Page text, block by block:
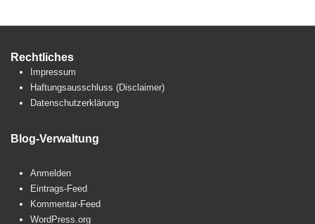
Rechtliches
Impressum
Haftungsausschluss (Disclaimer)
Datenschutzerklärung
Blog-Verwaltung
Anmelden
Eintrags-Feed
Kommentar-Feed
WordPress.org